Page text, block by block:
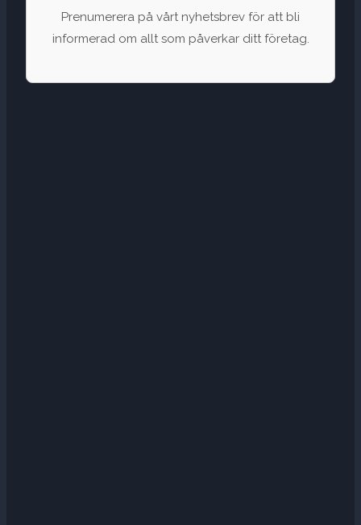
Prenumerera på vårt nyhetsbrev för att bli
informerad om allt som påverkar ditt företag.